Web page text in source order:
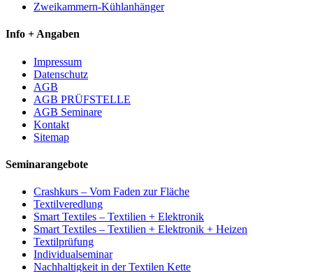
Zweikammern-Kühlanhänger
Info + Angaben
Impressum
Datenschutz
AGB
AGB PRÜFSTELLE
AGB Seminare
Kontakt
Sitemap
Seminarangebote
Crashkurs – Vom Faden zur Fläche
Textilveredlung
Smart Textiles – Textilien + Elektronik
Smart Textiles – Textilien + Elektronik + Heizen
Textilprüfung
Individualseminar
Nachhaltigkeit in der Textilen Kette